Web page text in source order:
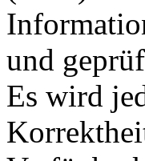
und
Es wird